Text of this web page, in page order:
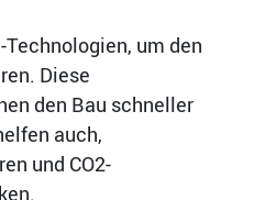
-Technologien, um den
Diese
den Bau schneller
auch,
und CO2-